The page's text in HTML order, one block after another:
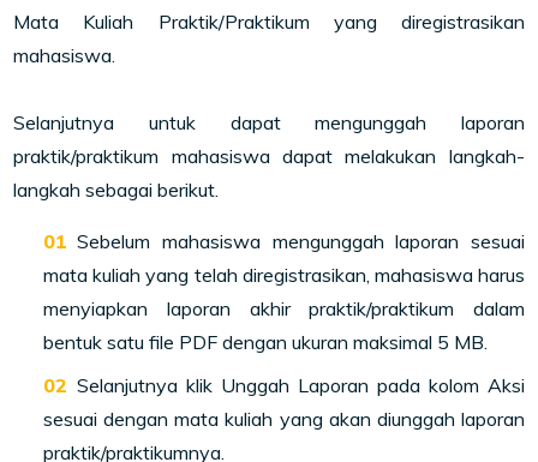
Mata Kuliah Praktik/Praktikum yang diregistrasikan
mahasiswa.
Selanjutnya untuk dapat mengunggah laporan
praktik/praktikum mahasiswa dapat melakukan langkah-
langkah sebagai berikut.
Sebelum mahasiswa mengunggah laporan sesuai
mata kuliah yang telah diregistrasikan, mahasiswa harus
menyiapkan laporan akhir praktik/praktikum dalam
bentuk satu file PDF dengan ukuran maksimal 5 MB.
Selanjutnya klik Unggah Laporan pada kolom Aksi
sesuai dengan mata kuliah yang akan diunggah laporan
praktik/praktikumnya.